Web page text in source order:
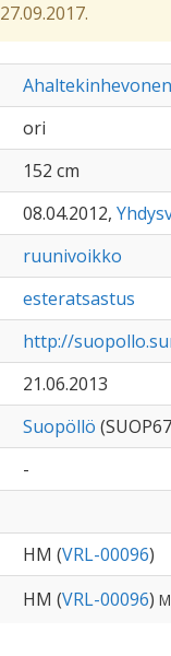
Ahaltekinhevonen
ori
152 cm
08.04.2012,
ruunivoikko
esteratsastus
http://
21.06.2013
Suopöllö
-
HM (VRL-00096)
HM (VRL-00096)